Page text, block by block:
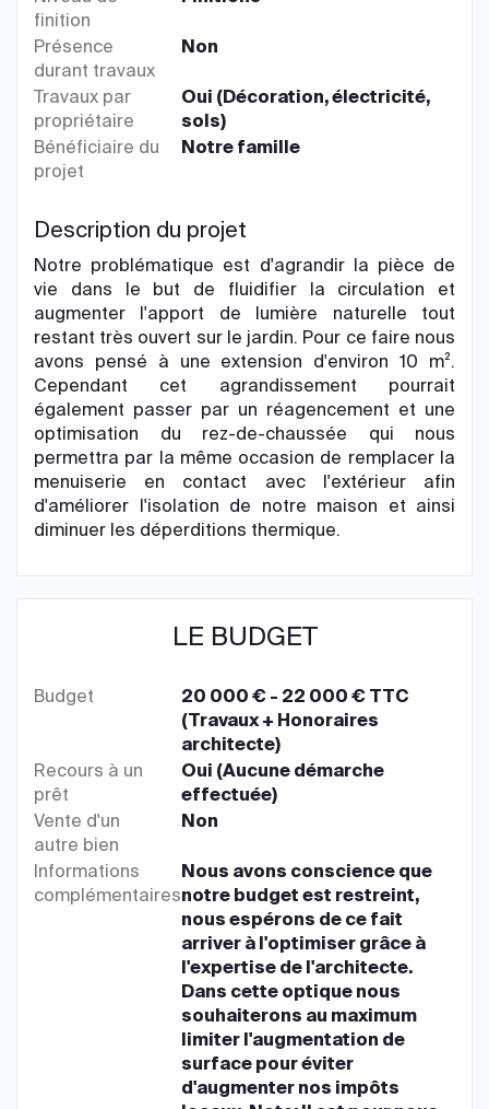
finition
Présence
durant travaux
Non
Travaux par
propriétaire
Oui (Décoration, électricité,
sols)
Bénéficiaire du
projet
Notre famille
Description du projet
Notre problématique est d'agrandir la pièce de
vie dans le but de fluidifier la circulation et
augmenter l'apport de lumière naturelle tout
restant très ouvert sur le jardin. Pour ce faire nous
avons pensé à une extension d'environ 10 m².
Cependant cet agrandissement pourrait
également passer par un réagencement et une
optimisation du rez-de-chaussée qui nous
permettra par la même occasion de remplacer la
menuiserie en contact avec l'extérieur afin
d'améliorer l'isolation de notre maison et ainsi
diminuer les déperditions thermique.
LE BUDGET
Budget
20 000 € - 22 000 € TTC
(Travaux + Honoraires
architecte)
Recours à un
prêt
Oui (Aucune démarche
effectuée)
Vente d'un
autre bien
Non
Informations
complémentaires
Nous avons conscience que
notre budget est restreint,
nous espérons de ce fait
arriver à l'optimiser grâce à
l'expertise de l'architecte.
Dans cette optique nous
souhaiterons au maximum
limiter l'augmentation de
surface pour éviter
d'augmenter nos impôts